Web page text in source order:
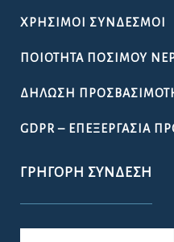
ΧΡΉΣΙΜΟΙ ΣΎΝΔΕΣΜΟΙ
ΠΟΙΌΤΗΤΑ ΠΌΣΙΜΟΥ
ΔΉΛΩΣΗ
GDPR – ΕΠΕΞΕΡΓΑΣΙΑ
ΓΡΉΓΟΡΗ ΣΎΝΔΕΣΗ